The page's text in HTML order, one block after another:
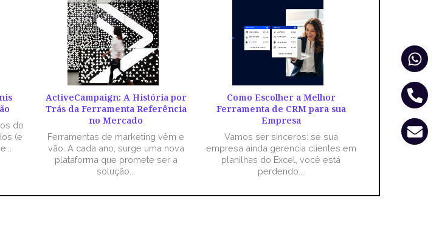
do
(e
ActiveCampaign: A História por
Trás da Ferramenta Referência
no Mercado
Ferramentas de marketing vêm e
vão. A cada ano, surge uma nova
plataforma que promete ser a
solução...
Como Escolher a Melhor
Ferramenta de CRM para sua
Empresa
Vamos ser sinceros: se sua
empresa ainda gerencia clientes em
planilhas do Excel, você está
perdendo...
alt